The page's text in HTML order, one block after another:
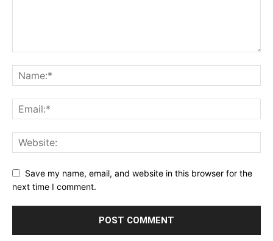
Save my name, email, and website in this browser for the
next time I comment.